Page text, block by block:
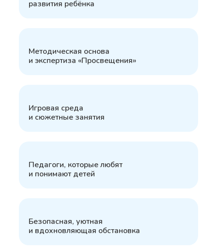
развития ребёнка
Методическая основа
и экспертиза «Просвещения»
Игровая среда
и сюжетные занятия
Педагоги, которые любят
и понимают детей
Безопасная, уютная
и вдохновляющая обстановка